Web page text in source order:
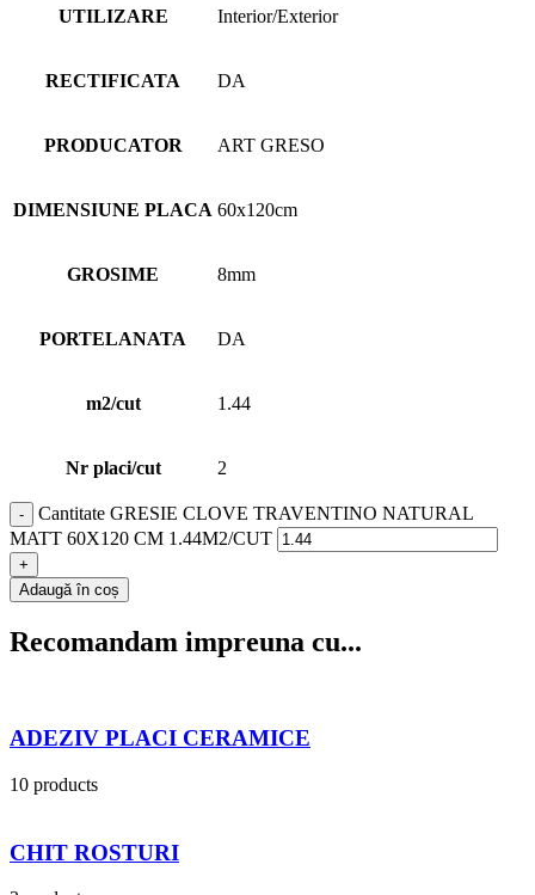
UTILIZARE Interior/Exterior
RECTIFICATA DA
PRODUCATOR ART GRESO
DIMENSIUNE PLACA 60x120cm
GROSIME 8mm
PORTELANATA DA
m2/cut 1.44
Nr placi/cut 2
Cantitate GRESIE CLOVE TRAVENTINO NATURAL
MATT 60X120 CM 1.44M2/CUT
Adaugă în coș
Recomandam impreuna cu...
ADEZIV PLACI CERAMICE
10 products
CHIT ROSTURI